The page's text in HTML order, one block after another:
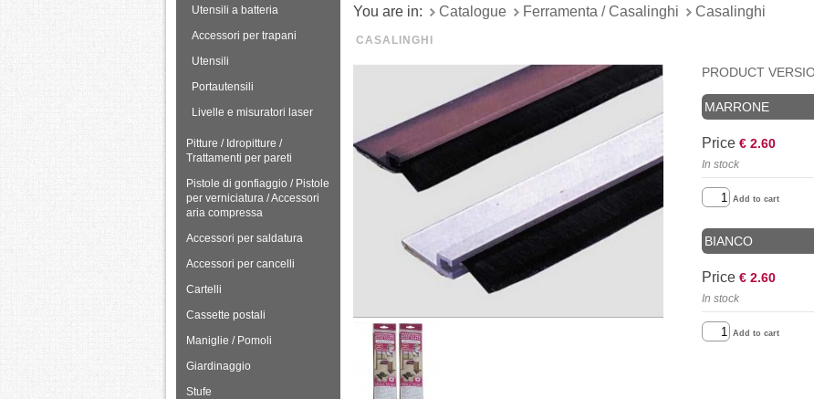
Utensili a batteria
Accessori per trapani
Utensili
Portautensili
Livelle e misuratori laser
Pitture / Idropitture /
Trattamenti per pareti
Pistole di gonfiaggio / Pistole
per verniciatura / Accessori
aria compressa
Accessori per saldatura
Accessori per cancelli
Cartelli
Cassette postali
Maniglie / Pomoli
Giardinaggio
Stufe
You are in: Catalogue Ferramenta / Casalinghi Casalinghi
CASALINGHI
PRODUCT
MARRONE
Price € 2.60
In stock
Add to cart
BIANCO
Price € 2.60
In stock
Add to cart